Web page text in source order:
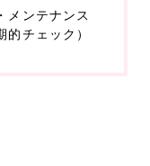
メンテナンス
的チェック）